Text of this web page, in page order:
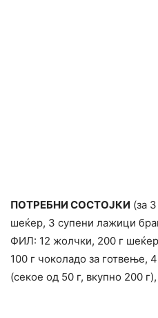
ПОТРЕБНИ СОСТОЈКИ (за
шеќер, 3 супени лажици
ФИЛ: 12 жолчки, 200 г
100 г чоколадо за готвење,
(секое од 50 г, вкупно 200